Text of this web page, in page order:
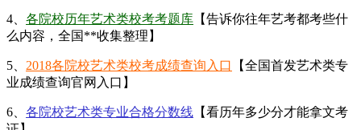
4、 各院校历年艺术类校考考题库 【告诉你往年艺考都考些什
么内容，全国**收集整理】
5、 2018各院校艺术类校考成绩查询入口
【全国首发艺术类专
业成绩查询官网入口】
6、 各院校艺术类专业合格分数线 【看历年多少分才能拿文考